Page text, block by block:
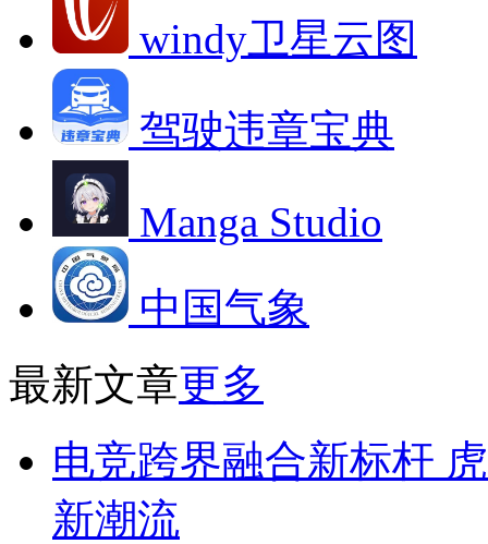
windy卫星云图
驾驶违章宝典
Manga Studio
中国气象
最新文章更多
电竞跨界融合新标杆
新潮流